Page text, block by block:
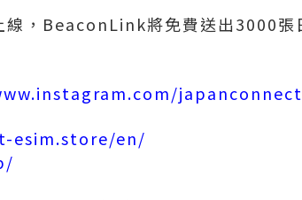
，BeaconLink將免費送出3000張
esim.store/en/